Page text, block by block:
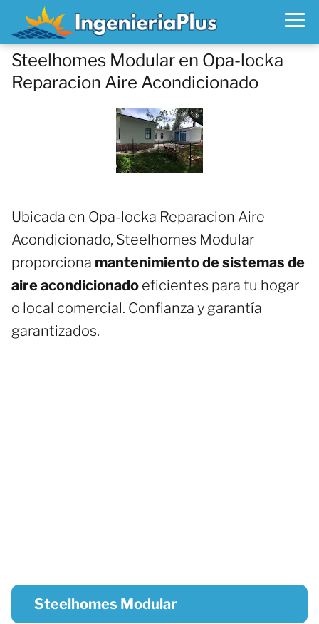
Steelhomes Modular en Opa-locka
Reparacion Aire Acondicionado
Ubicada en Opa-locka Reparacion Aire
Acondicionado, Steelhomes Modular
proporciona mantenimiento de sistemas de
aire acondicionado eficientes para tu hogar
o local comercial. Confianza y garantía
garantizados.
Steelhomes Modular